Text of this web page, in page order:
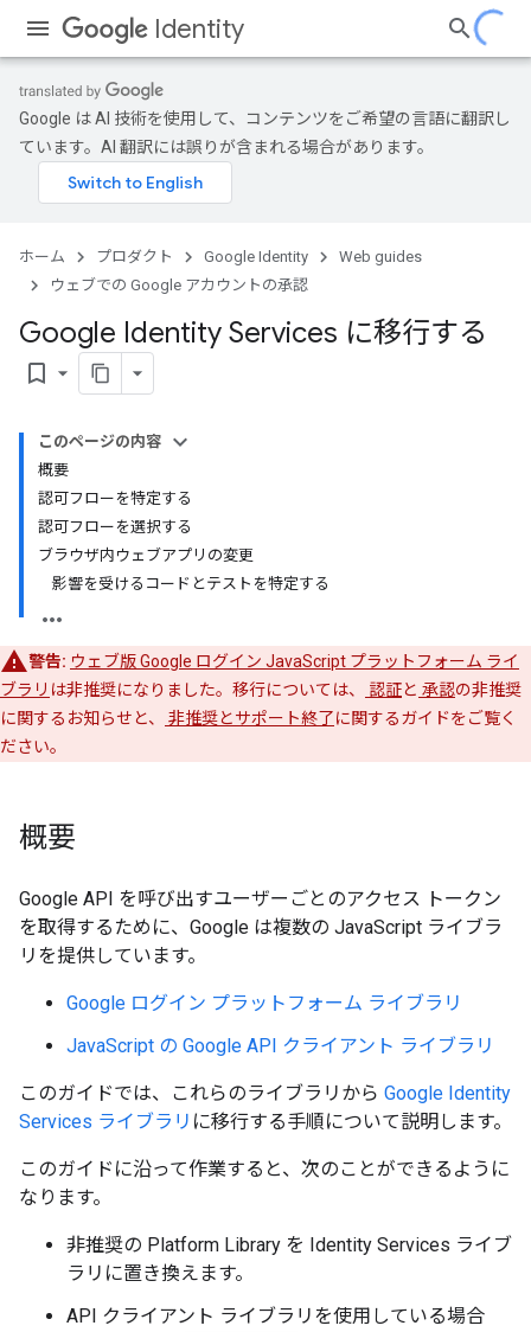
Identity
Google は AI 技術を使用して、コンテンツをご希望の言語に翻訳し
ています。AI 翻訳には誤りが含まれる場合があります。
ホーム プロダクト Google Identity
Web guides
ウェブでの Google アカウントの承認
Google Identity Services に移行する
bookmark_border
このページの内容
概要
認可フローを特定する
認可フローを選択する
ブラウザ内ウェブアプリの変更
影響を受けるコードとテストを特定する
警告: ウェブ版 Google ログイン JavaScript プラットフォーム ライ
ブラリ は非推奨になりました。移行については、 認証と 承認の非推奨
に関するお知らせと、
非推奨とサポート終了に関するガイドをご覧く
ださい。
概要
Google API を呼び出すユーザーごとのアクセス トークン
を取得するために、Google は複数の JavaScript ライブラ
リを提供しています。
Google ログイン プラットフォーム ライブラリ
JavaScript の Google API クライアント ライブラリ
このガイドでは、これらのライブラリから Google Identity
Services ライブラリ に移行する手順について説明します。
このガイドに沿って作業すると、次のことができるように
なります。
非推奨の Platform Library を Identity Services ライブ
ラリに置き換えます。
API クライアント ライブラリを使用している場合